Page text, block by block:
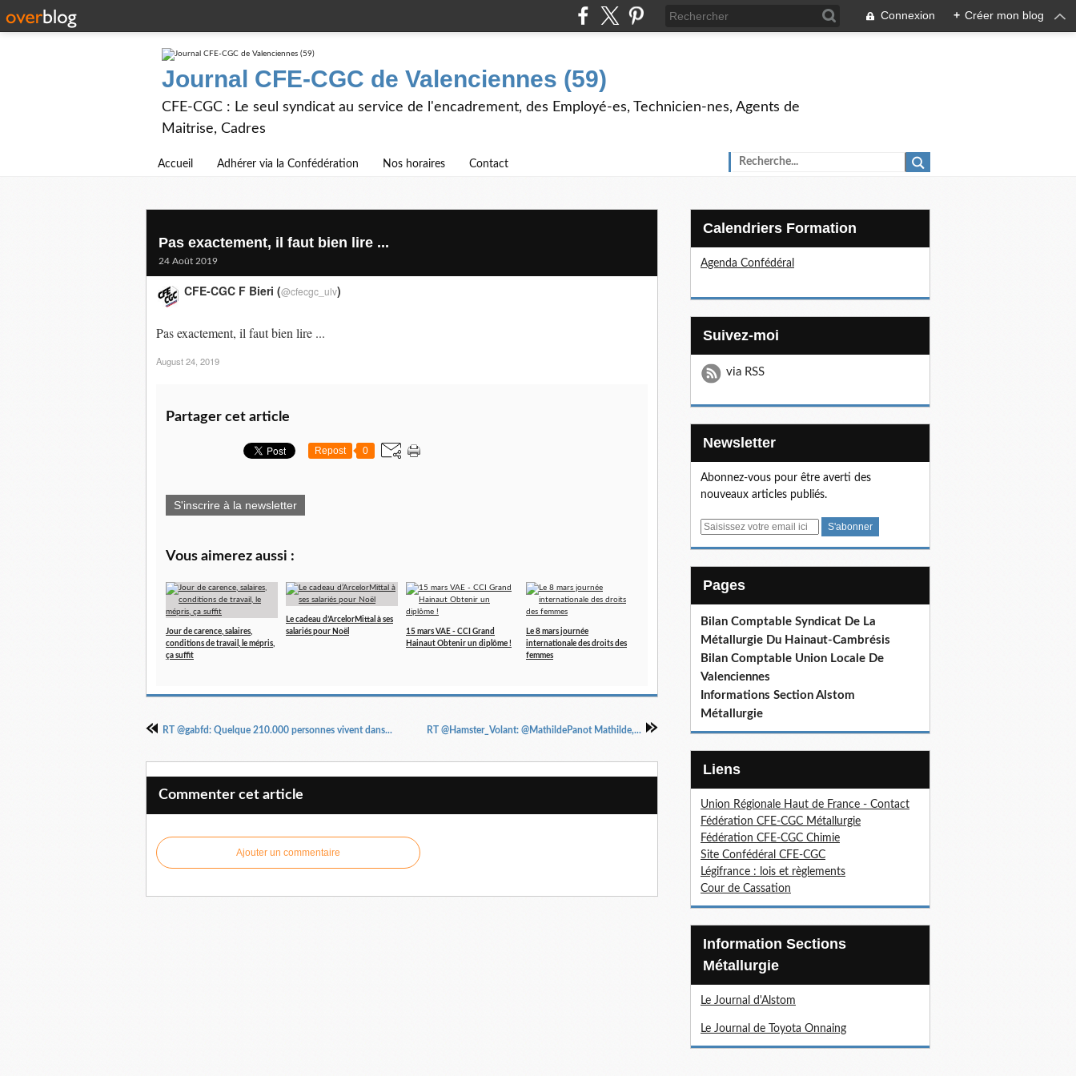
Connexion + Créer mon blog
Journal CFE-CGC de Valenciennes (59)
CFE-CGC : Le seul syndicat au service de l'encadrement, des Employé-es, Technicien-nes, Agents de
Maitrise, Cadres
Accueil Adhérer via la Confédération Nos horaires Contact
Pas exactement, il faut bien lire ...
24 Août 2019
Pas exactement, il faut bien lire ...
CFE-CGC F Bieri (@cfecgc_ulv)
August 24, 2019
Partager cet article
Repost 0
S'inscrire à la newsletter
Vous aimerez aussi :
Jour de carence, salaires,
conditions de travail, le mépris,
ça suffit
Le cadeau d’ArcelorMittal à ses
salariés pour Noël
15 mars VAE - CCI Grand
Hainaut Obtenir un diplôme !
Le 8 mars journée
internationale des droits des
femmes
RT @gabfd: Quelque 210.000 personnes vivent dans... RT @Hamster_Volant: @MathildePanot Mathilde,...
Commenter cet article
Ajouter un commentaire
Calendriers Formation
Agenda Confédéral
Suivez-moi
via RSS
Newsletter
Abonnez-vous pour être averti des
nouveaux articles publiés.
E
Pages
Bilan Comptable Syndicat De La
Métallurgie Du Hainaut-Cambrésis
Bilan Comptable Union Locale De
Valenciennes
Informations Section Alstom
Métallurgie
Liens
Union Régionale Haut de France - Contact
Fédération CFE-CGC Métallurgie
Fédération CFE-CGC Chimie
Site Confédéral CFE-CGC
Légifrance : lois et règlements
Cour de Cassation
Information Sections
Métallurgie
Le Journal d'Alstom
Le Journal de Toyota Onnaing